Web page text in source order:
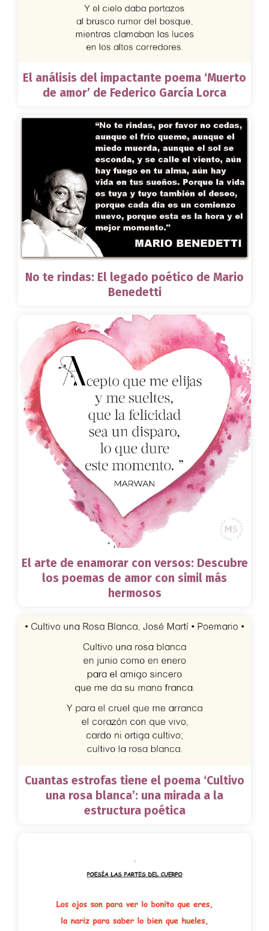
El análisis del impactante poema ‘Muerto
de amor’ de Federico García Lorca
No te rindas: El legado poético de Mario
Benedetti
El arte de enamorar con versos: Descubre
los poemas de amor con simil más
hermosos
Cuantas estrofas tiene el poema ‘Cultivo
una rosa blanca’: una mirada a la
estructura poética